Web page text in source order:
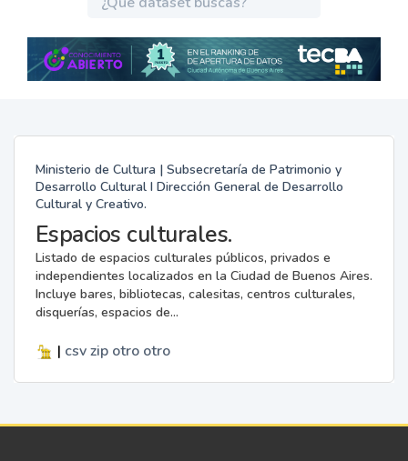
Ministerio de Cultura | Subsecretaría de Patrimonio y
Desarrollo Cultural I Dirección General de Desarrollo
Cultural y Creativo.
Espacios culturales.
Listado de espacios culturales públicos, privados e
independientes localizados en la Ciudad de Buenos Aires.
Incluye bares, bibliotecas, calesitas, centros culturales,
disquerías, espacios de...
| csv zip otro otro